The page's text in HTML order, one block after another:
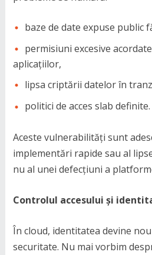
baze de date expuse public
permisiuni excesive
aplicațiilor,
lipsa criptării datelor în
politici de acces slab definite.
Aceste vulnerabilități sunt
implementări rapide sau al
nu al unei defecțiuni a
Controlul accesului și
În cloud, identitatea devine
securitate. Nu mai vorbim